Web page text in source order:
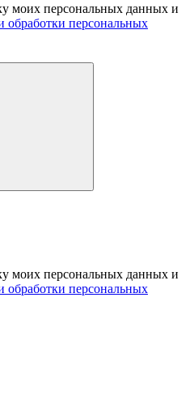
моих персональных данных и
обработки персональных
моих персональных данных и
обработки персональных